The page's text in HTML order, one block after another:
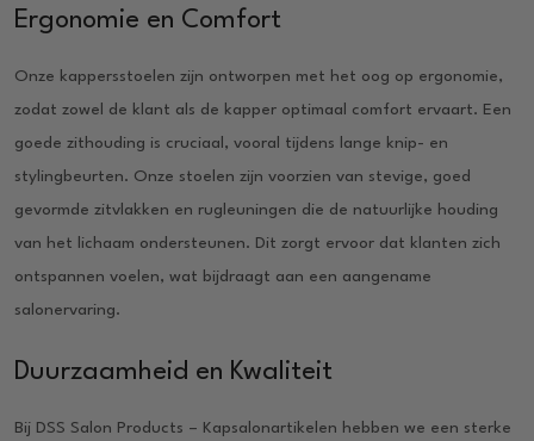
Ergonomie en Comfort
Onze kappersstoelen zijn ontworpen met het oog op ergonomie,
zodat zowel de klant als de kapper optimaal comfort ervaart. Een
goede zithouding is cruciaal, vooral tijdens lange knip- en
stylingbeurten. Onze stoelen zijn voorzien van stevige, goed
gevormde zitvlakken en rugleuningen die de natuurlijke houding
van het lichaam ondersteunen. Dit zorgt ervoor dat klanten zich
ontspannen voelen, wat bijdraagt aan een aangename
salonervaring.
Duurzaamheid en Kwaliteit
Bij DSS Salon Products – Kapsalonartikelen hebben we een sterke